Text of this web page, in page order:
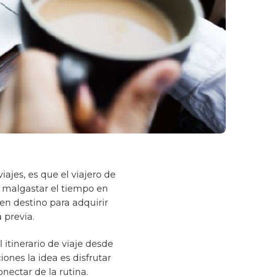
es que el viajero de
malgastar el tiempo en
destino para adquirir
previa.
itinerario de viaje desde
la idea es disfrutar
de la rutina.